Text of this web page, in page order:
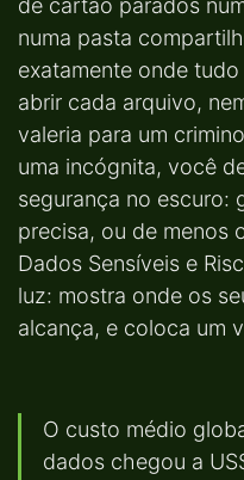
de cartão parados
numa pasta
exatamente onde
abrir cada arquivo,
valeria para um
uma incógnita, você
segurança no escuro:
precisa, ou de menos
Dados Sensíveis e
luz: mostra onde os
alcança, e coloca um
O custo médio
dados chegou a